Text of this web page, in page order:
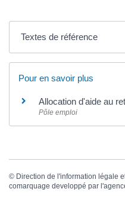
Textes de référence
Pour en savoir plus
Allocation d'aide au
Pôle emploi
© Direction de l'information légale
comarquage developpé par l'